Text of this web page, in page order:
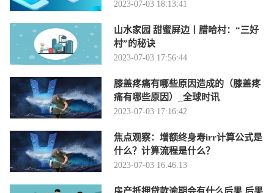
2023-07-03 18:13:41
山水家园 甜蜜屏边丨腊哈村：“三好
村”的秘诀
2023-07-03 17:56:44
膝盖疼痛有哪些原因造成的（膝盖疼
痛有哪些原因）_全球时讯
2023-07-03 17:16:42
焦点观察：增额终身寿irr计算公式是
什么？计算流程是什么？
2023-07-03 16:46:13
房产抵押贷款逾期会有什么后果 后果